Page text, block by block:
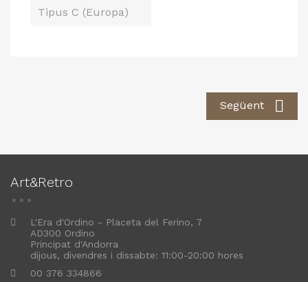
Tipus C (Europa)
Següent 
Art&Retro
L'Era d'Ordino - Placeta del Ferino, 7
AD300 Ordino
Principat d'Andorra
dijous, divendres i dissabte: 11:00-20:00 hores
00 376 334866